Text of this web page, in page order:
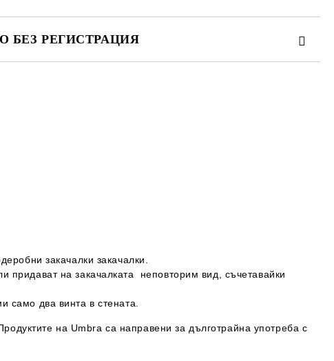
БЕЗ РЕГИСТРАЦИЯ
закачалки закачалки.
придават на закачалката неповторим вид, съчетавайки
само два винта в стената.
на Umbra са направени за дълготрайна употреба с